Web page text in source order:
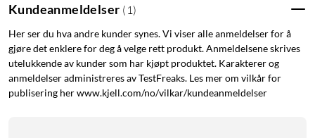
La telefonen ligge
Takket være innebygd eSIM kan du ringe, ta imot samtaler og
strømme musikk rett fra håndleddet. Det gjør Galaxy Watch8
til en selvstendig enhet når du trener, handler eller bare vil
Kundeanmeldelser ( 1 )
Her ser du hva andre kunder synes. Vi viser alle anmeldelser for å
gjøre det enklere for deg å velge rett produkt. Anmeldelsene skrives
utelukkende av kunder som har kjøpt produktet. Karakterer og
anmeldelser administreres av TestFreaks. Les mer om vilkår for
publisering her www.kjell.com/no/vilkar/kundeanmeldelser